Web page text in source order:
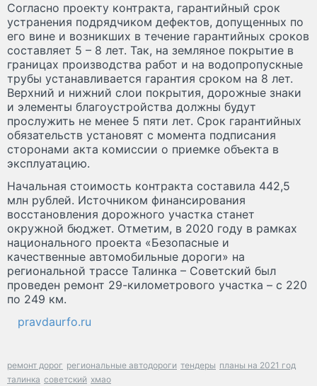
Согласно проекту контракта, гарантийный срок
устранения подрядчиком дефектов, допущенных по
его вине и возникших в течение гарантийных сроков
составляет 5 – 8 лет. Так, на земляное покрытие в
границах производства работ и на водопропускные
трубы устанавливается гарантия сроком на 8 лет.
Верхний и нижний слои покрытия, дорожные знаки
и элементы благоустройства должны будут
прослужить не менее 5 пяти лет. Срок гарантийных
обязательств установят с момента подписания
сторонами акта комиссии о приемке объекта в
эксплуатацию.
Начальная стоимость контракта составила 442,5
млн рублей. Источником финансирования
восстановления дорожного участка станет
окружной бюджет. Отметим, в 2020 году в рамках
национального проекта «Безопасные и
качественные автомобильные дороги» на
региональной трассе Талинка – Советский был
проведен ремонт 29-километрового участка – с 220
по 249 км.
pravdaurfo.ru
ремонт дорог региональные автодороги тендеры планы на 2021 год
талинка советский хмао